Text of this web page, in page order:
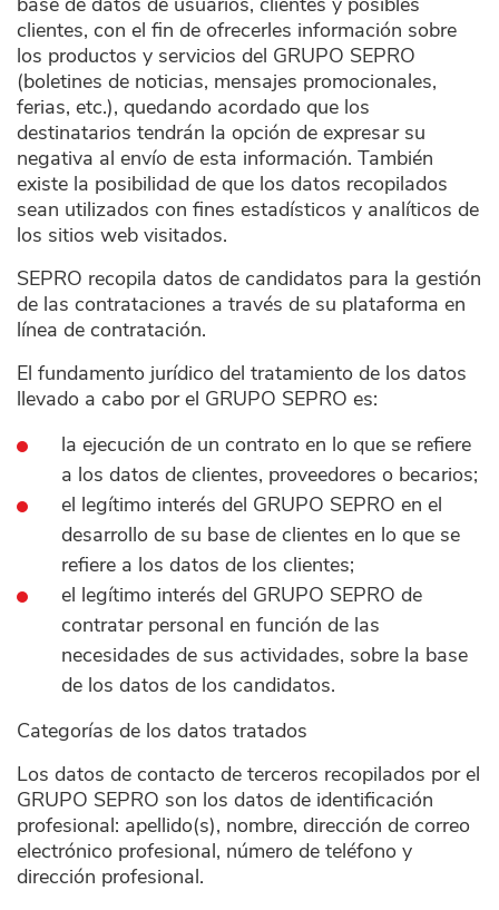
clientes, con el fin de ofrecerles información sobre
los productos y servicios del GRUPO SEPRO
(boletines de noticias, mensajes promocionales,
ferias, etc.), quedando acordado que los
destinatarios tendrán la opción de expresar su
negativa al envío de esta información. También
existe la posibilidad de que los datos recopilados
sean utilizados con fines estadísticos y analíticos de
los sitios web visitados.
SEPRO recopila datos de candidatos para la gestión
de las contrataciones a través de su plataforma en
línea de contratación.
El fundamento jurídico del tratamiento de los datos
llevado a cabo por el GRUPO SEPRO es:
la ejecución de un contrato en lo que se refiere
a los datos de clientes, proveedores o becarios;
el legítimo interés del GRUPO SEPRO en el
desarrollo de su base de clientes en lo que se
refiere a los datos de los clientes;
el legítimo interés del GRUPO SEPRO de
contratar personal en función de las
necesidades de sus actividades, sobre la base
de los datos de los candidatos.
Categorías de los datos tratados
Los datos de contacto de terceros recopilados por el
GRUPO SEPRO son los datos de identificación
profesional: apellido(s), nombre, dirección de correo
electrónico profesional, número de teléfono y
dirección profesional.